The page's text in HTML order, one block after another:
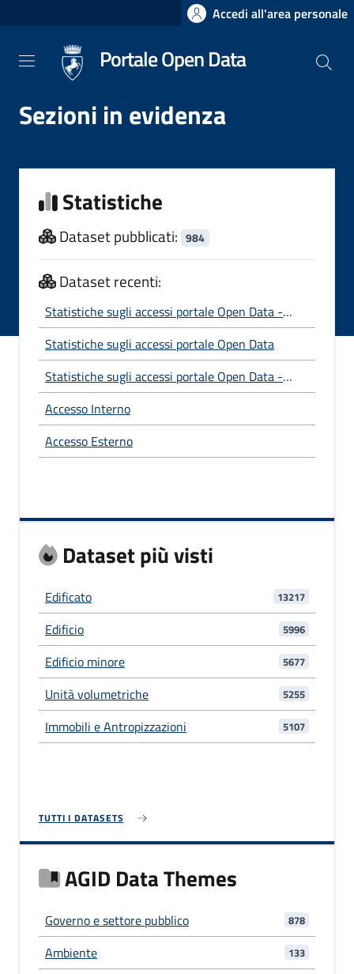
al
principale
Accedi all'area personale
Portale Open Data
Sezioni in evidenza
Statistiche
Dataset pubblicati: 984
Dataset recenti:
Statistiche sugli accessi portale Open Data -
Anno 2026
Statistiche sugli accessi portale Open Data
Statistiche sugli accessi portale Open Data -
Anno 2025
Accesso Interno
Accesso Esterno
Dataset più visti
Edificato 13217
Edificio 5996
Edificio minore 5677
Unità volumetriche 5255
Immobili e Antropizzazioni 5107
TUTTI I DATASETS
AGID Data Themes
Governo e settore pubblico 878
Ambiente 133